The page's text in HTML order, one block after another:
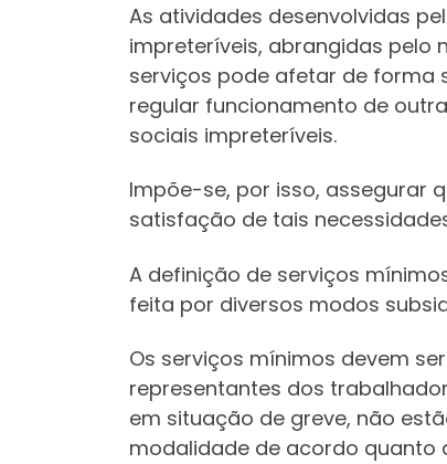
As atividades desenvolvidas
impreteríveis, abrangidas pelo
serviços pode afetar de forma
regular funcionamento de
sociais impreteríveis.
Impõe-se, por isso, assegurar
satisfação de tais
A definição de serviços
feita por diversos modos
Os serviços mínimos devem
representantes dos
em situação de greve, não
modalidade de acordo quanto